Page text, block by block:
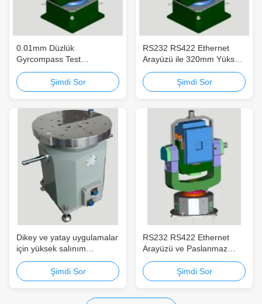
0.01mm Düzlük
Gyrcompass Test
Dönüştürme Masaüstü, ±
2" Swing Doğruluğu ve ± 3"
açısal konum doğruluğu
Şimdi Sor
RS232 RS422 Ethernet
Arayüzü ile 320mm Yüksek
Doğruluklı Girkompas Test
DönüştürücüŞimdi Sor
Dikey ve yatay uygulamalar
için yüksek salınım
doğruluğuyla tek eksenli
paslanmaz çelik girkompas
test döngüsü
Şimdi Sor
RS232 RS422 Ethernet
Arayüzü ve Paslanmaz
Çelik Alüminyum Alaşım
Yapısı ile Özel Üç Ekli
Gyrcompass Test Döner
Şimdi Sor